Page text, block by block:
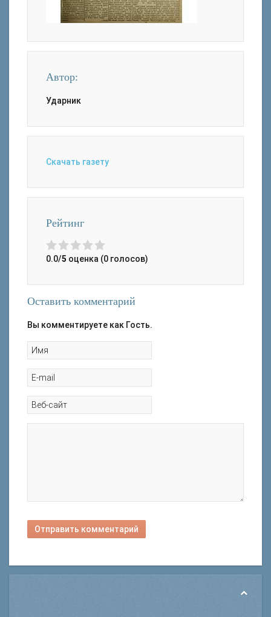
Автор:
Ударник
Скачать газету
Рейтинг
0.0/5 оценка (0 голосов)
Оставить комментарий
Вы комментируете как Гость.
Отправить комментарий